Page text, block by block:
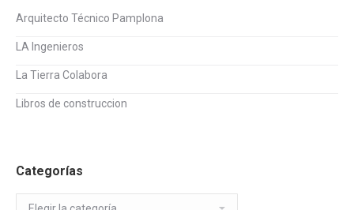
Arquitecto Técnico Pamplona
LA Ingenieros
La Tierra Colabora
Libros de construccion
Categorías
Categorías